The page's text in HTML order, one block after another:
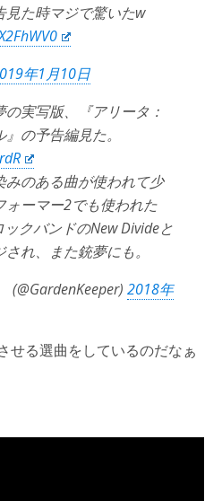
見た時マジで驚いたw
年1月10日
実写版、『アリータ：
の予告編見た。
みのある曲が使われて少
ォーマー2でも使われた
クバンドのNew Divideと
れ、また銃夢にも。
(@GardenKeeper) 2018年
せる選曲をしているのだなぁ